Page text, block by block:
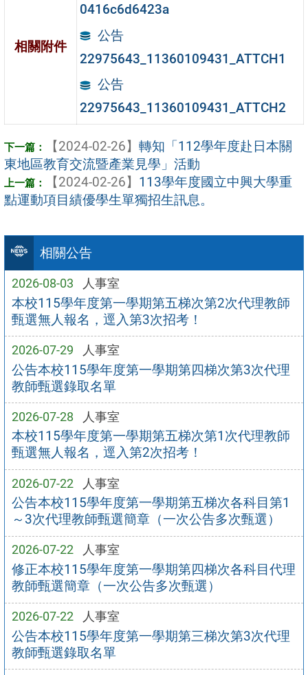
相關公告
2026-08-03 人事室
本校115學年度第一學期第五梯次第2次代理教師
甄選無人報名，逕入第3次招考！
2026-07-29 人事室
公告本校115學年度第一學期第四梯次第3次代理
教師甄選錄取名單
2026-07-28 人事室
本校115學年度第一學期第五梯次第1次代理教師
甄選無人報名，逕入第2次招考！
2026-07-22 人事室
公告本校115學年度第一學期第五梯次各科目第1
～3次代理教師甄選簡章（一次公告多次甄選）
2026-07-22 人事室
修正本校115學年度第一學期第四梯次各科目代理
教師甄選簡章（一次公告多次甄選）
2026-07-22 人事室
公告本校115學年度第一學期第三梯次第3次代理
教師甄選錄取名單
相關附件
0416c6d6423a
公告
22975643_11360109431_ATTCH1
公告
22975643_11360109431_ATTCH2
【2024-02-26】 轉知「112學年度赴日本關
東地區教育交流暨產業見學」活動
【2024-02-26】 113學年度國立中興大學重
點運動項目績優學生單獨招生訊息。